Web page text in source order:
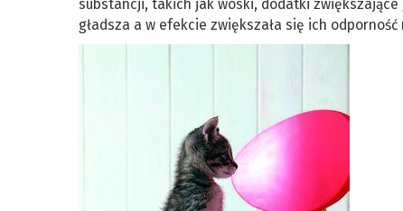
substancji, takich jak woski, dodatki zwiększające
gładsza a w efekcie zwiększała się ich